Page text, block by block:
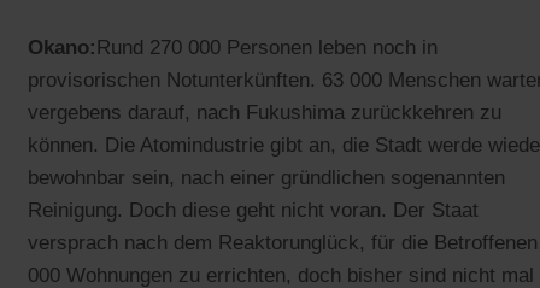
Okano:Rund 270 000 Personen leben noch in
provisorischen Notunterkünften. 63 000 Menschen
vergebens darauf, nach Fukushima zurückkehren zu
können. Die Atomindustrie gibt an, die Stadt werde
bewohnbar sein, nach einer gründlichen sogenannten
Reinigung. Doch diese geht nicht voran. Der Staat
versprach nach dem Reaktorunglück, für die
000 Wohnungen zu errichten, doch bisher sind nicht mal